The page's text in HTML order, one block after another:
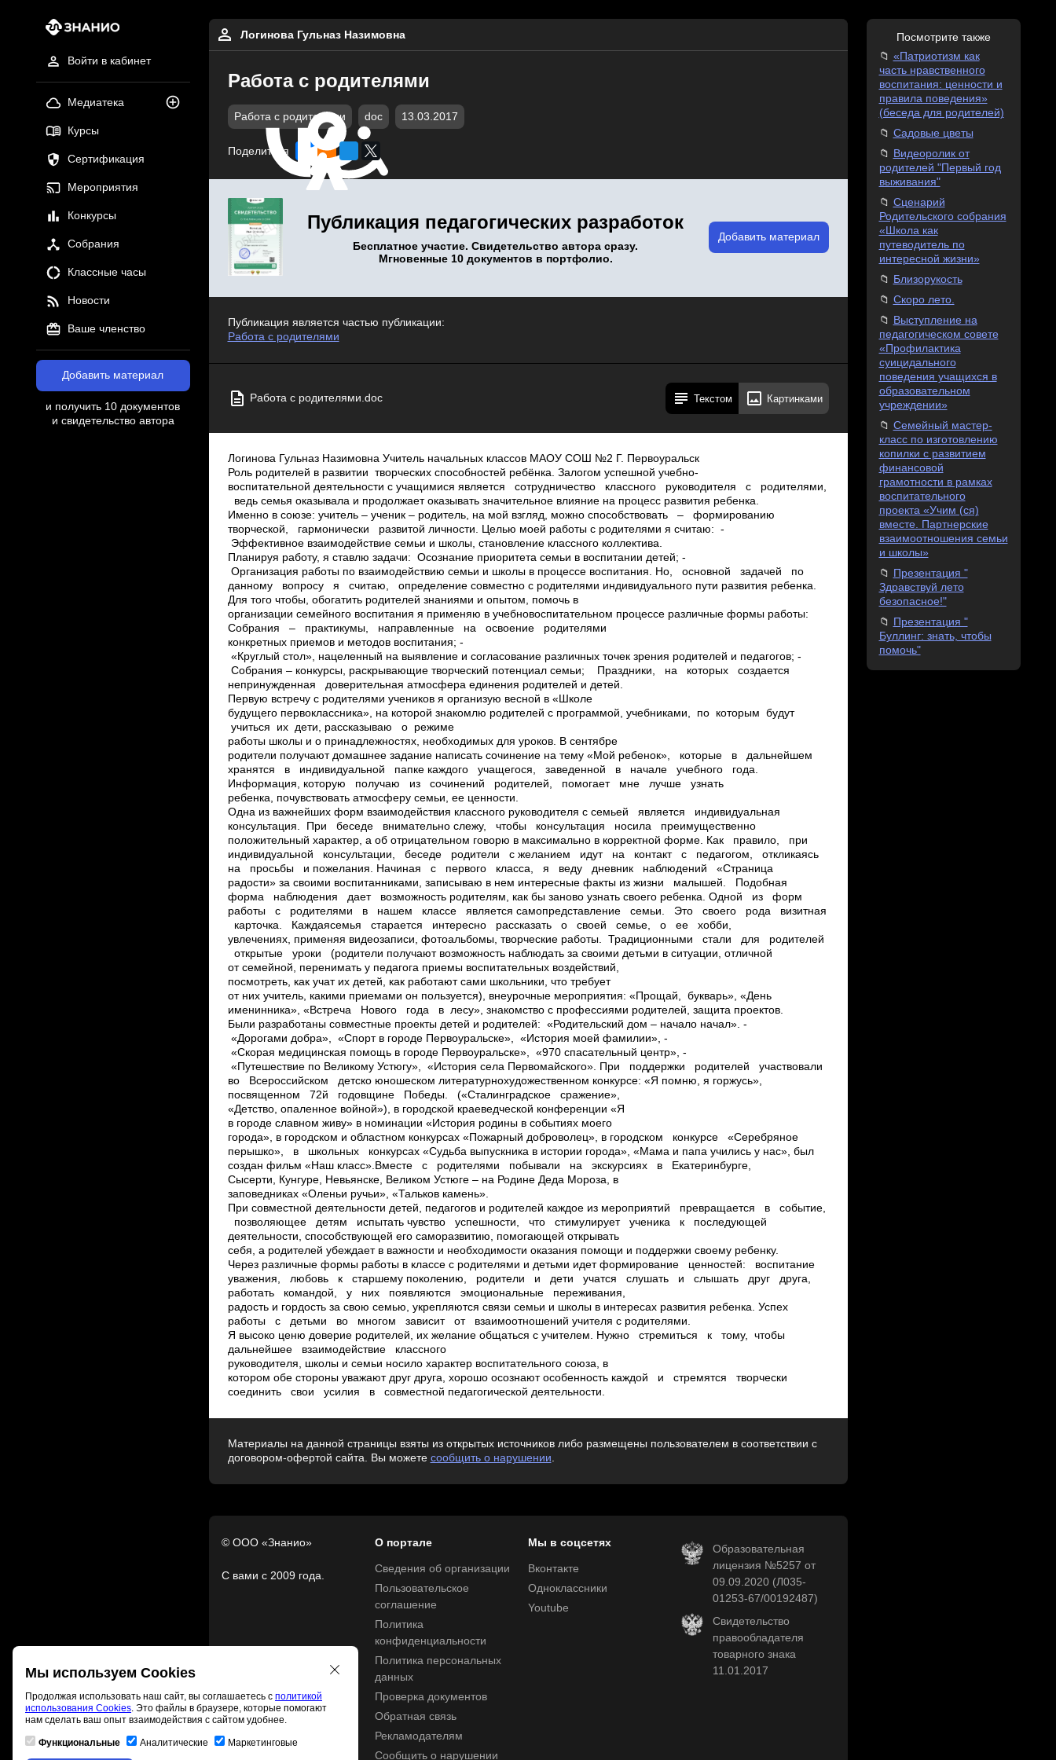
Войти в кабинет
Медиатека
Курсы
Сертификация
Мероприятия
Конкурсы
Собрания
Классные часы
Новости
Ваше членство
Добавить материал
и получить 10 документов
и свидетельство автора
Логинова Гульназ Назимовна
Работа с родителями
Работа с родителями doc 13.03.2017
Поделиться
Публикация педагогических разработок
Бесплатное участие. Свидетельство автора сразу.
Мгновенные 10 документов в портфолио.
Добавить материал
Публикация является частью публикации:
Работа с родителями
Работа с родителями.doc Текстом Картинками
Логинова Гульназ Назимовна Учитель начальных классов МАОУ СОШ №2 Г. Первоуральск
Роль родителей в развитии творческих способностей ребёнка. Залогом успешной учебно­
воспитательной деятельности с учащимися является сотрудничество классного руководителя с родителями,
ведь семья оказывала и продолжает оказывать значительное влияние на процесс развития ребенка.
Именно в союзе: учитель – ученик – родитель, на мой взгляд, можно способствовать – формированию
творческой, гармонически развитой личности. Целью моей работы с родителями я считаю: ­
Эффективное взаимодействие семьи и школы, становление классного коллектива.
Планируя работу, я ставлю задачи: ­ Осознание приоритета семьи в воспитании детей; ­
Организация работы по взаимодействию семьи и школы в процессе воспитания. Но, основной задачей по
данному вопросу я считаю, определение совместно с родителями индивидуального пути развития ребенка.
Для того чтобы, обогатить родителей знаниями и опытом, помочь в
организации семейного воспитания я применяю в учебно­воспитательном процессе различные формы работы:­
Собрания – практикумы, направленные на освоение родителями
конкретных приемов и методов воспитания; ­
«Круглый стол», нацеленный на выявление и согласование различных точек зрения родителей и педагогов; ­
Собрания – конкурсы, раскрывающие творческий потенциал семьи; ­ Праздники, на которых создается
непринужденная доверительная атмосфера единения родителей и детей.
Первую встречу с родителями учеников я организую весной в «Школе
будущего первоклассника», на которой знакомлю родителей с программой, учебниками, по которым будут
учиться их дети, рассказываю о режиме
работы школы и о принадлежностях, необходимых для уроков. В сентябре
родители получают домашнее задание написать сочинение на тему «Мой ребенок», которые в дальнейшем
хранятся в индивидуальной папке каждого учащегося, заведенной в начале учебного года.
Информация, которую получаю из сочинений родителей, помогает мне лучше узнать
ребенка, почувствовать атмосферу семьи, ее ценности.
Одна из важнейших форм взаимодействия классного руководителя с семьей является индивидуальная
консультация. При беседе внимательно слежу, чтобы консультация носила преимущественно
положительный характер, а об отрицательном говорю в максимально в корректной форме. Как правило, при
индивидуальной консультации, беседе родители с желанием идут на контакт с педагогом, откликаясь
на просьбы и пожелания. Начиная с первого класса, я веду дневник наблюдений «Страница
радости» за своими воспитанниками, записываю в нем интересные факты из жизни малышей. Подобная
форма наблюдения дает возможность родителям, как бы заново узнать своего ребенка. Одной из форм
работы с родителями в нашем классе является самопредставление семьи. Это своего рода визитная
карточка. Каждаясемья старается интересно рассказать о своей семье, о ее хобби,
увлечениях, применяя видеозаписи, фотоальбомы, творческие работы. Традиционными стали для родителей
открытые уроки (родители получают возможность наблюдать за своими детьми в ситуации, отличной
от семейной, перенимать у педагога приемы воспитательных воздействий,
посмотреть, как учат их детей, как работают сами школьники, что требует
от них учитель, какими приемами он пользуется), внеурочные мероприятия: «Прощай, букварь», «День
именинника», «Встреча Нового года в лесу», знакомство с профессиями родителей, защита проектов.
Были разработаны совместные проекты детей и родителей: ­ «Родительский дом – начало начал». ­
«Дорогами добра», ­ «Спорт в городе Первоуральске», ­ «История моей фамилии», ­
«Скорая медицинская помощь в городе Первоуральске», ­ «970 спасательный центр», ­
«Путешествие по Великому Устюгу», ­ «История села Первомайского». При поддержки родителей участвовали
во Всероссийском детско­ юношеском литературно­художественном конкурсе: «Я помню, я горжусь»,
посвященном 72­й годовщине Победы. («Сталинградское сражение»,
«Детство, опаленное войной»), в городской краеведческой конференции «Я
в городе славном живу» в номинации «История родины в событиях моего
города», в городском и областном конкурсах «Пожарный доброволец», в городском конкурсе «Серебряное
перышко», в школьных конкурсах «Судьба выпускника в истории города», «Мама и папа учились у нас», был
создан фильм «Наш класс».Вместе с родителями побывали на экскурсиях в Екатеринбурге,
Сысерти, Кунгуре, Невьянске, Великом Устюге – на Родине Деда Мороза, в
заповедниках «Оленьи ручьи», «Тальков камень».
При совместной деятельности детей, педагогов и родителей каждое из мероприятий превращается в событие,
позволяющее детям испытать чувство успешности, что стимулирует ученика к последующей
деятельности, способствующей его саморазвитию, помогающей открывать
себя, а родителей убеждает в важности и необходимости оказания помощи и поддержки своему ребенку.
Через различные формы работы в классе с родителями и детьми идет формирование ценностей: воспитание
уважения, любовь к старшему поколению, родители и дети учатся слушать и слышать друг друга,
работать командой, у них появляются эмоциональные переживания,
радость и гордость за свою семью, укрепляются связи семьи и школы в интересах развития ребенка. Успех
работы с детьми во многом зависит от взаимоотношений учителя с родителями.
Я высоко ценю доверие родителей, их желание общаться с учителем. Нужно стремиться к тому, чтобы
дальнейшее взаимодействие классного
руководителя, школы и семьи носило характер воспитательного союза, в
котором обе стороны уважают друг друга, хорошо осознают особенность каждой и стремятся творчески
соединить свои усилия в совместной педагогической деятельности.
Материалы на данной страницы взяты из открытых источников либо размещены пользователем в соответствии с
договором-офертой сайта. Вы можете сообщить о нарушении.
© ООО «Знанио»
С вами с 2009 года.
О портале
Сведения об организации
Пользовательское
соглашение
Политика
конфиденциальности
Политика персональных
данных
Проверка документов
Обратная связь
Рекламодателям
Сообщить о нарушении
Мы в соцсетях
Вконтакте
Одноклассники
Youtube
Образовательная
лицензия №5257 от
09.09.2020 (Л035-
01253-67/00192487)
Свидетельство
правообладателя
товарного знака
11.01.2017
Посмотрите также
«Патриотизм как
часть нравственного
воспитания: ценности и
правила поведения»
(беседа для родителей)
Садовые цветы
Видеоролик от
родителей "Первый год
выживания"
Сценарий
Родительского собрания
«Школа как
путеводитель по
интересной жизни»
Близорукость
Скоро лето.
Выступление на
педагогическом совете
«Профилактика
суицидального
поведения учащихся в
образовательном
учреждении»
Семейный мастер-
класс по изготовлению
копилки с развитием
финансовой
грамотности в рамках
воспитательного
проекта «Учим (ся)
вместе. Партнерские
взаимоотношения семьи
и школы»
Презентация "
Здравствуй лето
безопасное!"
Презентация "
Буллинг: знать, чтобы
помочь"
Мы используем Cookies
Продолжая использовать наш сайт, вы соглашаетесь с политикой
использования Cookies. Это файлы в браузере, которые помогают
нам сделать ваш опыт взаимодействия с сайтом удобнее.
Функциональные Аналитические Маркетинговые